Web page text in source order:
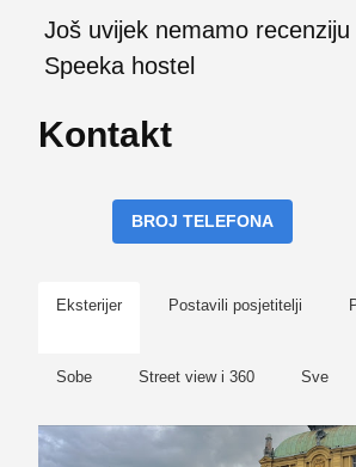
Još uvijek nemamo
Speeka hostel
Kontakt
BROJ TELEFONA
Eksterijer Postavili posjetitelji
Sobe Street view i 360 Sve